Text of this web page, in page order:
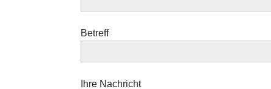
Betreff
Ihre Nachricht